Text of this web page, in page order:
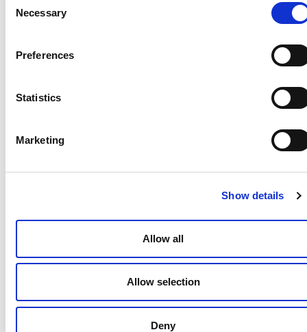
Selection
Necessary
Preferences
Statistics
Marketing
Show details
Allow all
Allow selection
Deny
studenten in het voorjaar op zoek gaan naar een stageplaats.
Vanuit Economie071 hebben we het maken van deze tool
dan ook graag gefaciliteerd’. Martijn van Pelt, VNO-NCW:
‘Met de tool kom je niet alleen bij de juiste opleiding uit waar
je de stageplaats kunt aanmelden, je komt ook op ideeën via
de vragen die worden gesteld. Mogelijk levert dit ook nieuwe
opleidingen. Stagewijzer071 is te vinden